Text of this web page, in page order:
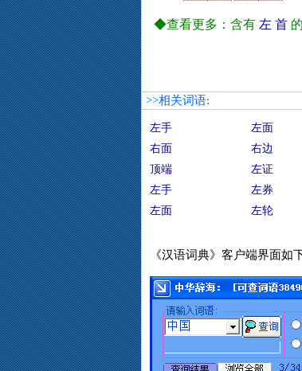
◆查看更多：含有 左 首
>>相关词语:
左手 左面
右面
右边
顶端
左证
左手
左券
左面
左轮
《汉语词典》客户端界面如